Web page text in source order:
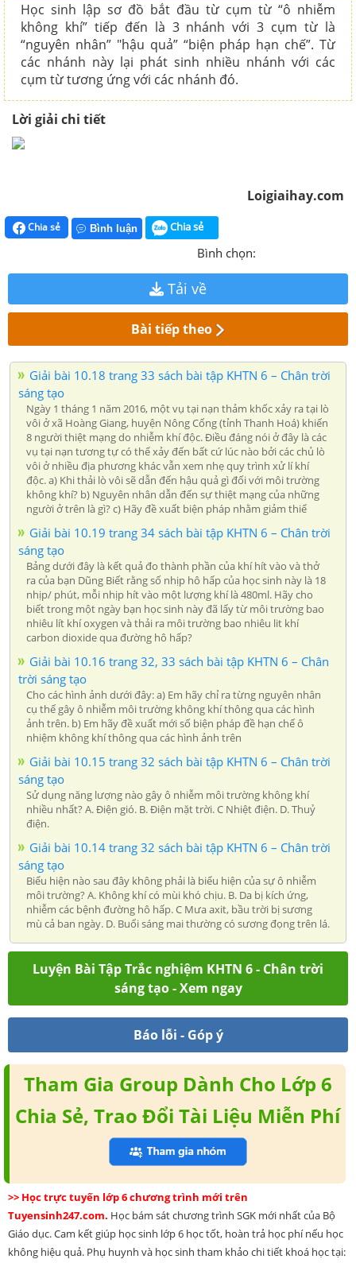
Học sinh lập sơ đồ bắt đầu từ cụm từ “ô nhiễm
không khí” tiếp đến là 3 nhánh với 3 cụm từ là
“nguyên nhân” "hậu quả” “biện pháp hạn chế”. Từ
các nhánh này lại phát sinh nhiều nhánh với các
cụm từ tương ứng với các nhánh đó.
Lời giải chi tiết
Loigiaihay.com
Chia sẻ Bình luận Chia sẻ
Bình chọn:
Tải về
Bài tiếp theo
Giải bài 10.18 trang 33 sách bài tập KHTN 6 – Chân trời
sáng tạo
Ngày 1 tháng 1 năm 2016, một vụ tại nạn thảm khốc xảy ra tại lò
vôi ở xã Hoàng Giang, huyện Nông Cống (tỉnh Thanh Hoá) khiến
8 người thiệt mạng do nhiễm khí độc. Điều đáng nói ở đây là các
vụ tại nạn tương tự có thể xảy đến bất cứ lúc nào bởi các chủ lò
vôi ở nhiều địa phương khác vẫn xem nhẹ quy trình xử lí khí
độc. a) Khi thải lò vôi sẽ dẫn đến hậu quả gì đối với môi trường
không khí? b) Nguyên nhân dẫn đến sự thiệt mạng của những
người ở trên là gì? c) Hãy đề xuất biện pháp nhằm giảm thiể
Giải bài 10.19 trang 34 sách bài tập KHTN 6 – Chân trời
sáng tạo
Bảng dưới đây là kết quả đo thành phần của khí hít vào và thở
ra của bạn Dũng Biết rằng số nhịp hô hấp của học sinh này là 18
nhịp/ phút, mỗi nhịp hít vào một lượng khí là 480ml. Hãy cho
biết trong một ngày bạn học sinh này đã lấy từ môi trường bao
nhiêu lít khí oxygen và thải ra môi trường bao nhiêu lit khí
carbon dioxide qua đường hô hấp?
Giải bài 10.16 trang 32, 33 sách bài tập KHTN 6 – Chân
trời sáng tạo
Cho các hình ảnh dưới đây: a) Em hãy chỉ ra từng nguyên nhân
cụ thế gây ô nhiễm môi trường không khí thông qua các hình
ảnh trên. b) Em hãy đề xuất mới số biện pháp đề hạn chế ô
nhiệm không khí thông qua các hình ảnh trên
Giải bài 10.15 trang 32 sách bài tập KHTN 6 – Chân trời
sáng tạo
Sử dụng năng lượng nào gây ô nhiễm môi trường không khí
nhiều nhất? A. Điện gió. B. Điện mặt trời. C Nhiệt điện. D. Thuỷ
điện.
Giải bài 10.14 trang 32 sách bài tập KHTN 6 – Chân trời
sáng tạo
Biểu hiện nào sau đây không phải là biểu hiện của sự ô nhiễm
môi trường? A. Không khí có mùi khó chịu. B. Da bị kích ứng,
nhiễm các bệnh đường hô hấp. C Mưa axit, bầu trời bị sương
mù cả ban ngày. D. Buổi sáng mai thường có sương đọng trên lá.
Luyện Bài Tập Trắc nghiệm KHTN 6 - Chân trời
sáng tạo - Xem ngay
Báo lỗi - Góp ý
Tham Gia Group Dành Cho Lớp 6
Chia Sẻ, Trao Đổi Tài Liệu Miễn Phí
>> Học trực tuyến lớp 6 chương trình mới trên
Tuyensinh247.com. Học bám sát chương trình SGK mới nhất của Bộ
Giáo dục. Cam kết giúp học sinh lớp 6 học tốt, hoàn trả học phí nếu học
không hiệu quả. Phụ huynh và học sinh tham khảo chi tiết khoá học tại: